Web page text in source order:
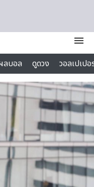
menu
ลบอล ดูดวง
วอลเปเป